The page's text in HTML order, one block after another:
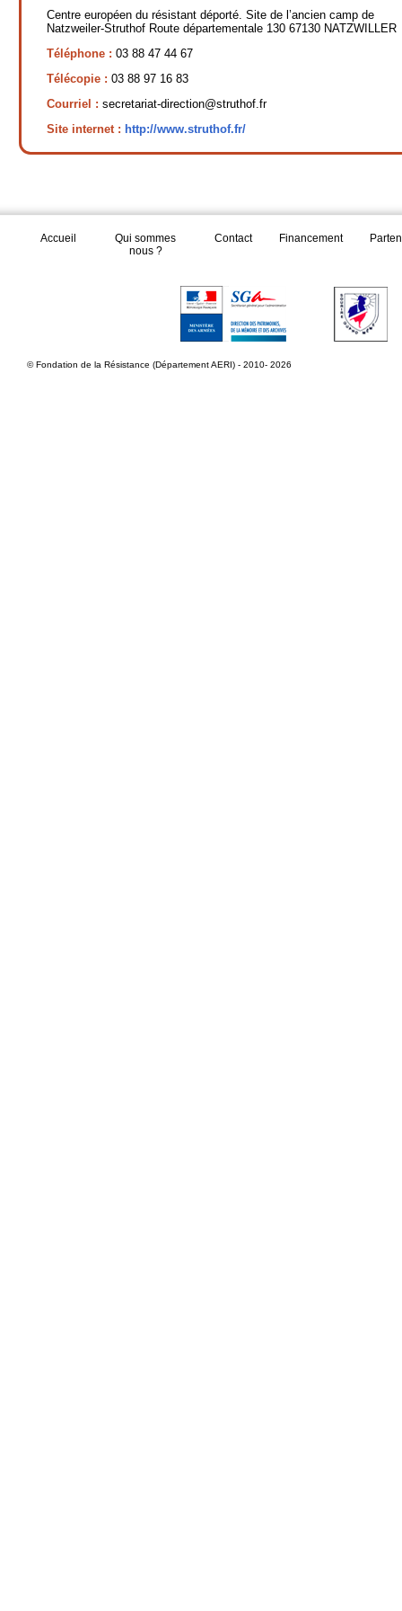
Centre européen du résistant déporté. Site de l’ancien camp de
Natzweiler-Struthof Route départementale 130 67130 NATZWILLER
Téléphone : 03 88 47 44 67
Télécopie : 03 88 97 16 83
Courriel : secretariat-direction@struthof.fr
Site internet : http://www.struthof.fr/
Accueil
Qui sommes
nous ?
Contact Financement
© Fondation de la Résistance (Département AERI) - 2010- 2026